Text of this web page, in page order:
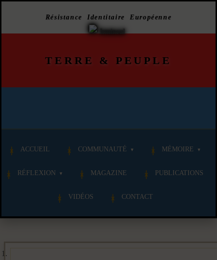
Résistance Identitaire Européenne
TERRE & PEUPLE
ACCUEIL COMMUNAUTÉ MÉMOIRE
RÉFLEXION MAGAZINE PUBLICATIONS
VIDÉOS CONTACT